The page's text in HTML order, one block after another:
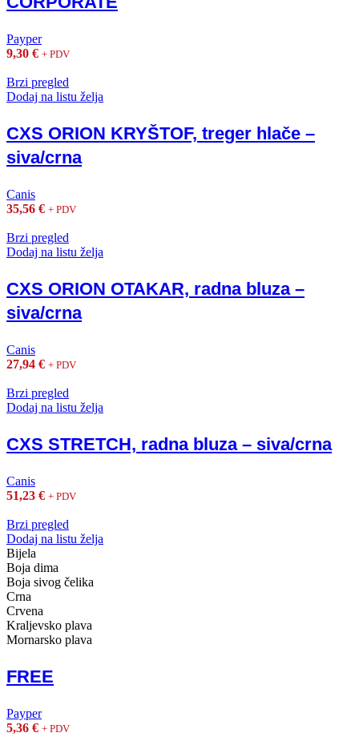
Payper
9,30 € + PDV
Brzi pregled
Dodaj na listu želja
CXS ORION KRYŠTOF, treger hlače –
siva/crna
Canis
35,56 € + PDV
Brzi pregled
Dodaj na listu želja
CXS ORION OTAKAR, radna bluza –
siva/crna
Canis
27,94 € + PDV
Brzi pregled
Dodaj na listu želja
CXS STRETCH, radna bluza – siva/crna
Canis
51,23 € + PDV
Brzi pregled
Dodaj na listu želja
Bijela
Boja dima
Boja sivog čelika
Crna
Crvena
Kraljevsko plava
Mornarsko plava
FREE
Payper
5,36 € + PDV